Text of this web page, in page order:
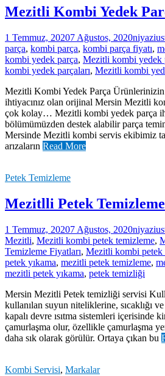
Mezitli Kombi Yedek
1 Temmuz, 20207 Ağustos, 2020
parça, kombi parça, kombi parça fiyatı,
kombi yedek parça, Mezitli kombi yedek
kombi yedek parçaları, Mezitli kombi
Mezitli Kombi Yedek Parça
ihtiyacınız olan orijinal Mersin Mezitli
çok kolay… Mezitli kombi yedek parça
bölümümüzden destek alabilir parça
Mersinde Mezitli kombi servis ekibimiz
arızaların Read More
Petek Temizleme
Mezitlli Petek Temizleme
1 Temmuz, 20207 Ağustos, 2020
Mezitli, Mezitli kombi petek temizleme,
Temizleme Fiyatları, Mezitli kombi petek
petek yıkama, mezitli petek temizleme,
mezitli petek yıkama, petek temizliği
Mersin Mezitli Petek temizliği servisi
kullanılan suyun niteliklerine, sıcaklığı
kapalı devre ısıtma sistemleri içerisinde
çamurlaşma olur, özellikle çamurlaşma
daha sık olarak görülür. Ortaya çıkan bu
Kombi Servisi, Markalar